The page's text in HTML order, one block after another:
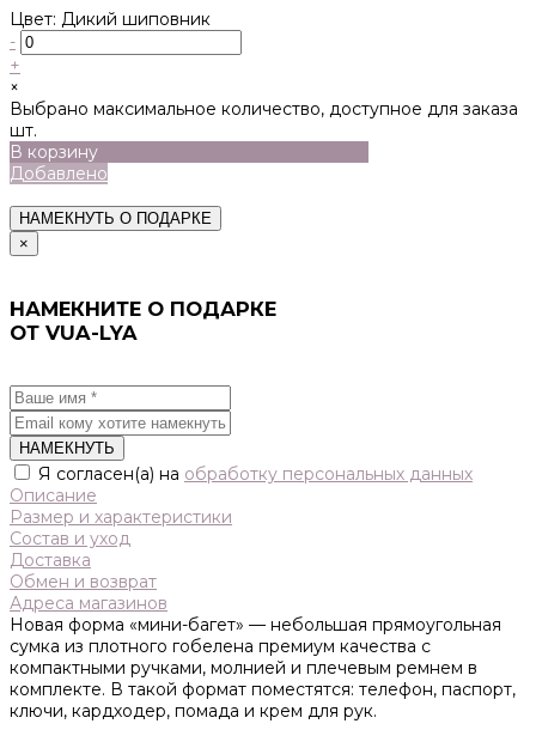
Цвет: Дикий шиповник
-
+
×
Выбрано максимальное количество, доступное для заказа
шт.
В корзину
Добавлено
НАМЕКНУТЬ О ПОДАРКЕ
×
НАМЕКНИТЕ О ПОДАРКЕ
ОТ VUA-LYA
НАМЕКНУТЬ
Я согласен(а) на обработку персональных данных
Описание
Размер и характеристики
Состав и уход
Доставка
Обмен и возврат
Адреса магазинов
Новая форма «мини-багет» — небольшая прямоугольная
сумка из плотного гобелена премиум качества с
компактными ручками, молнией и плечевым ремнем в
комплекте. В такой формат поместятся: телефон, паспорт,
ключи, кардходер, помада и крем для рук.